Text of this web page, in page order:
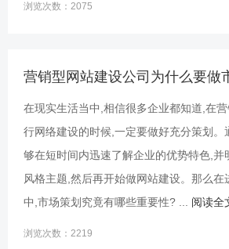
浏览次数：2075
营销型网站建设公司为什么要做
在现实生活当中,相信很多企业都知道,在
行网络建设的时候,一定要做好充分策划。
够在短时间内迅速了解企业的优势特色,并
风格主题,然后再开始做网站建设。那么在
中,市场策划究竟有哪些重要性? ... 阅读全
浏览次数：2219